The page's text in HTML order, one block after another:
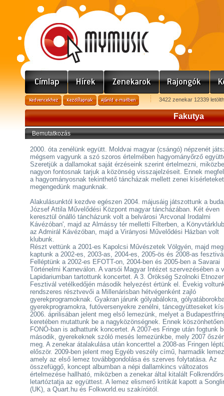
3422 zenekar 12339
Fakutya
Bemutatkozás
2000. óta zenélünk együtt. Moldvai magyar (csángó) népzenét
mégsem vagyunk a szó szoros értelmében hagyományőrző
Szeretjük a dallamokat saját érzéseink szerint értelmezni,
nagyon fontosnak tarjuk a közönség visszajelzéseit. Ennek
a hagyományosnak tekinthető táncházak mellett zenei
megengedünk magunknak.
Alakulásunktól kezdve egészen 2004. májusáig játszottunk a
József Attila Művelődési Központ magyar táncházában. Két éven
keresztül önálló táncházunk volt a belvárosi 'Arcvonal Irodalmi
Kávézóban', majd az Almássy tér melletti Filterben, a
az Admirál Kávézóban, majd a Virányosi Művelődési Házban volt
klubunk.
Részt vettünk a 2001-es Kapolcsi Művészetek Völgyén, majd
kaptunk a 2002-es, 2003-as, 2004-es, 2005-ös és 2008-as
Felléptünk a 2002-es EFOTT-on, 2004-ben és 2005-ben a Savarai
Történelmi Karneválon. A varsói Magyar Intézet szervezésében a
Lapidariumban tartottunk koncertet. A 3. Örökség Szolnoki
Fesztivál vetélkedőjén második helyezést értünk el. Évekig
rendszeres résztvevői a Millenárisban hétvégenként zajló
gyerekprogramoknak. Gyakran járunk gólyabálokra,
gyerekprogramokra, futóversenyekre zenélni, táncegyütteseket
2006. áprilisában jelent meg első lemezünk, melyet a
keretében mutattunk be a nagyközönségnek. Ennek
FONÓ-ban is adhattunk koncertet. A 2007-es Fringe után fogtunk
második, gyerekeknek szóló mesés lemezünkbe, mely 2007
meg. A zenekar átalakulása után koncerttel a 2008-as Fringen
először. 2009-ben jelent meg Egyéb veszély című, harmadik
amely az első lemez továbbgondolása és szerves folytatása. Az
összefüggő, koncept albumban a népi dallamkincs változatos
értelmezése hallható, miközben a zenekar által kitalált
letartóztatja az együttest. A lemez elismerő kritikát kapott a
(UK), a Quart.hu és Folkworld.eu szakíróitól.